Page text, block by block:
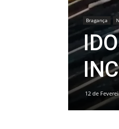
Bragança
12 de